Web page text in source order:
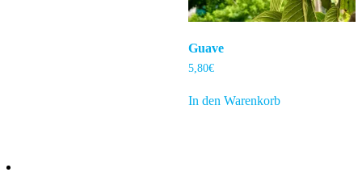
Guave
5,80€
In den Warenkorb